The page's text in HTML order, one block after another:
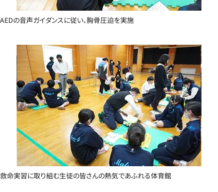
AEDの音声ガイダンスに従い、胸骨圧迫を実施
救命実習に取り組む生徒の皆さんの熱気であふれる体育館